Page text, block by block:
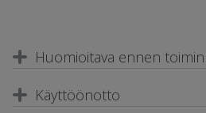
Huomioitava ennen
Käyttöönotto